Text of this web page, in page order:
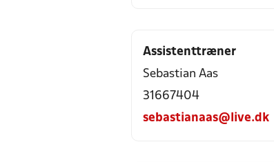
Assistenttræner
Sebastian Aas
31667404
sebastianaas@live.dk